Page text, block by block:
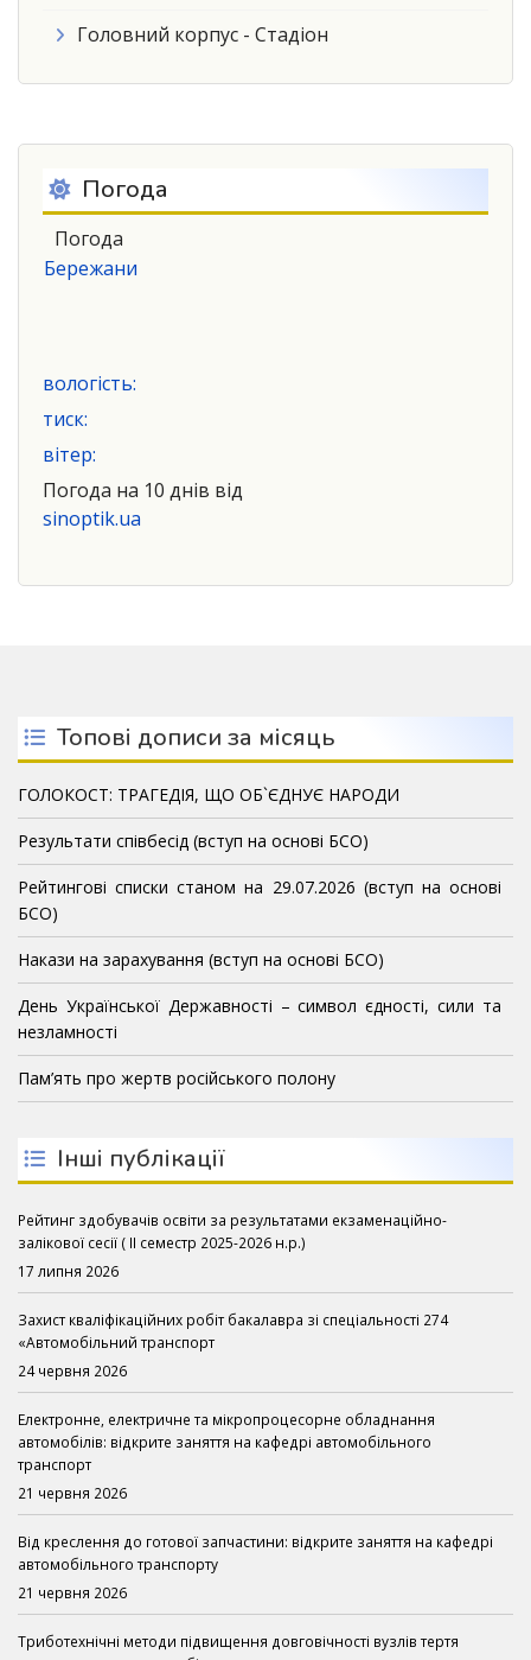
Головний корпус - Стадіон
Погода
Погода
Бережани
вологість:
тиск:
вітер:
Погода на 10 днів від
sinoptik.ua
Топові дописи за місяць
ГОЛОКОСТ: ТРАГЕДІЯ, ЩО ОБ`ЄДНУЄ НАРОДИ
Результати співбесід (вступ на основі БСО)
Рейтингові списки станом на 29.07.2026 (вступ на основі
БСО)
Накази на зарахування (вступ на основі БСО)
День Української Державності – символ єдності, сили та
незламності
Пам’ять про жертв російського полону
Інші публікації
Рейтинг здобувачів освіти за результатами екзаменаційно-
залікової сесії ( ІІ семестр 2025-2026 н.р.)
17 липня 2026
Захист кваліфікаційних робіт бакалавра зі спеціальності 274
«Автомобільний транспорт
24 червня 2026
Електронне, електричне та мікропроцесорне обладнання
автомобілів: відкрите заняття на кафедрі автомобільного
транспорт
21 червня 2026
Від креслення до готової запчастини: відкрите заняття на кафедрі
автомобільного транспорту
21 червня 2026
Триботехнічні методи підвищення довговічності вузлів тертя